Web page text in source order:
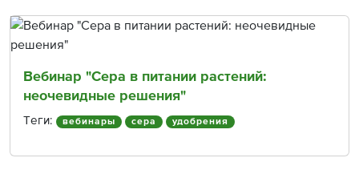
Вебинар "Сера в питании растений:
неочевидные решения"
Теги: вебинары сера удобрения